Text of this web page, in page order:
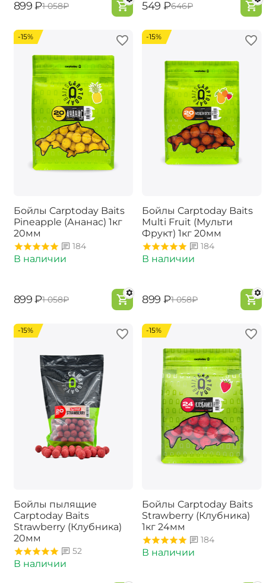
‍899‍ ₽‍1 058‍₽ ‍549‍ ₽‍646‍₽
-15%
Бойлы Carptoday Baits
Pineapple (Ананас) 1кг
20мм
184
В наличии
‍899‍ ₽‍1 058‍₽
-15%
Бойлы Carptoday Baits
Multi Fruit (Мульти
Фрукт) 1кг 20мм
184
В наличии
‍899‍ ₽‍1 058‍₽
-15%
Бойлы пылящие
Carptoday Baits
Strawberry (Клубника)
20мм
52
В наличии
-15%
Бойлы Carptoday Baits
Strawberry (Клубника)
1кг 24мм
184
В наличии